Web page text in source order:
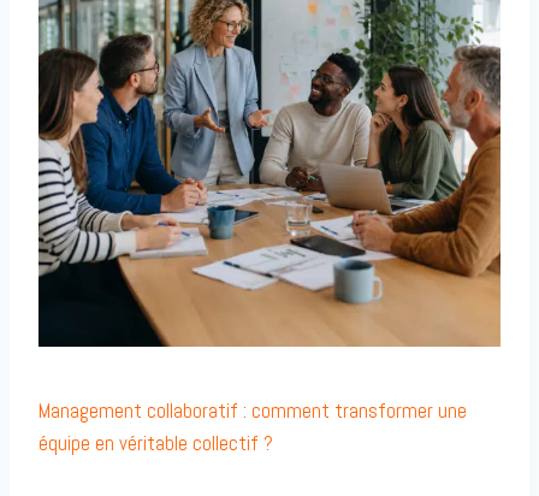
Management collaboratif : comment transformer une
équipe en véritable collectif ?